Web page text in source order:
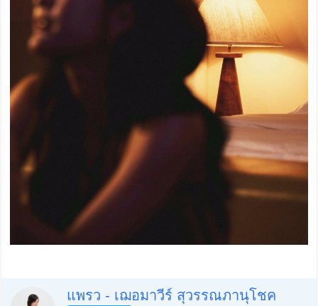
แพรว - เฌอมาวีร์ สุวรรณภานุโชค